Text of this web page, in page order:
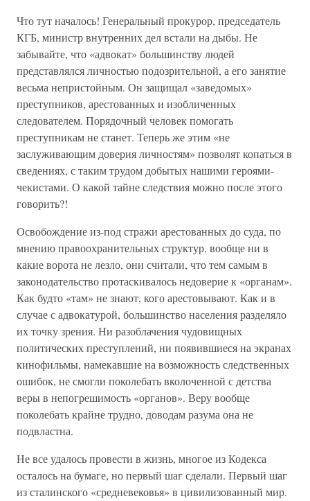
Что тут началось! Генеральный прокурор, председатель
КГБ, министр внутренних дел встали на дыбы. Не
забывайте, что «адвокат» большинству людей
представлялся личностью подозрительной, а его занятие
весьма непристойным. Он защищал «заведомых»
преступников, арестованных и изобличенных
следователем. Порядочный человек помогать
преступникам не станет. Теперь же этим «не
заслуживающим доверия личностям» позволят копаться в
сведениях, с таким трудом добытых нашими героями-
чекистами. О какой тайне следствия можно после этого
говорить?!
Освобождение из-под стражи арестованных до суда, по
мнению правоохранительных структур, вообще ни в
какие ворота не лезло, они считали, что тем самым в
законодательство протаскивалось недоверие к «органам».
Как будто «там» не знают, кого арестовывают. Как и в
случае с адвокатурой, большинство населения разделяло
их точку зрения. Ни разоблачения чудовищных
политических преступлений, ни появившиеся на экранах
кинофильмы, намекавшие на возможность следственных
ошибок, не смогли поколебать вколоченной с детства
веры в непогрешимость «органов». Веру вообще
поколебать крайне трудно, доводам разума она не
подвластна.
Не все удалось провести в жизнь, многое из Кодекса
осталось на бумаге, но первый шаг сделали. Первый шаг
из сталинского «средневековья» в цивилизованный мир.